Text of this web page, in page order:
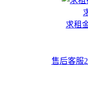
求租
售后客服